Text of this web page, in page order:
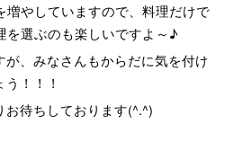
増やしていますので、料理だけで
を選ぶのも楽しいですよ～♪
、みなさんもからだに気を付け
！！！
待ちしております(^.^)